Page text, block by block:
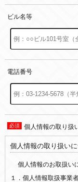
ビル名等
電話番号
個人情報の取り扱
個人情報の取り扱い
個人情報のお取扱い
１．個人情報取扱事業